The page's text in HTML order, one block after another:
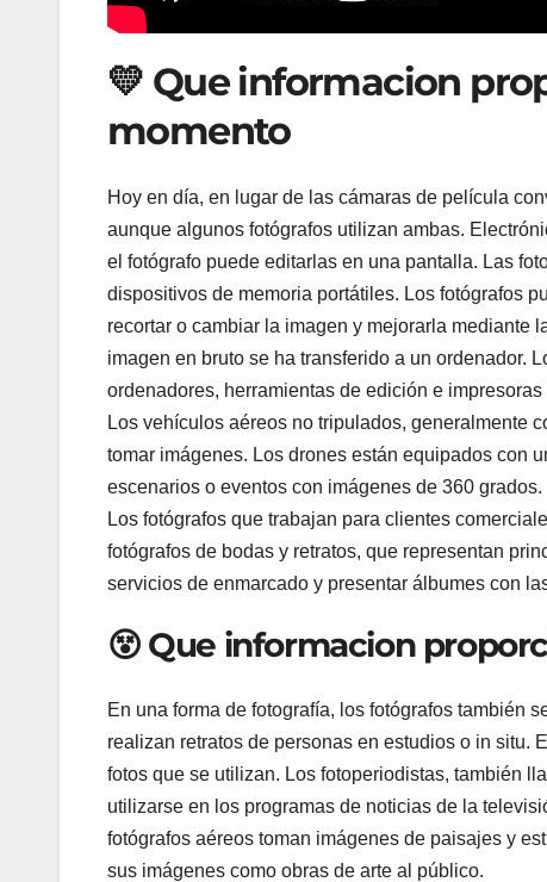
💛 Que informacion
momento
Hoy en día, en lugar de las cámaras de película
aunque algunos fotógrafos utilizan ambas.
el fotógrafo puede editarlas en una pantalla. Las
dispositivos de memoria portátiles. Los fotógrafos
recortar o cambiar la imagen y mejorarla mediante
imagen en bruto se ha transferido a un ordenador.
ordenadores, herramientas de edición e
Los vehículos aéreos no tripulados, generalmente
tomar imágenes. Los drones están equipados con
escenarios o eventos con imágenes de 360 grados.
Los fotógrafos que trabajan para clientes
fotógrafos de bodas y retratos, que representan
servicios de enmarcado y presentar álbumes con
😵 Que informacion
En una forma de fotografía, los fotógrafos también
realizan retratos de personas en estudios o in situ.
fotos que se utilizan. Los fotoperiodistas, también
utilizarse en los programas de noticias de la
fotógrafos aéreos toman imágenes de paisajes y
sus imágenes como obras de arte al público.